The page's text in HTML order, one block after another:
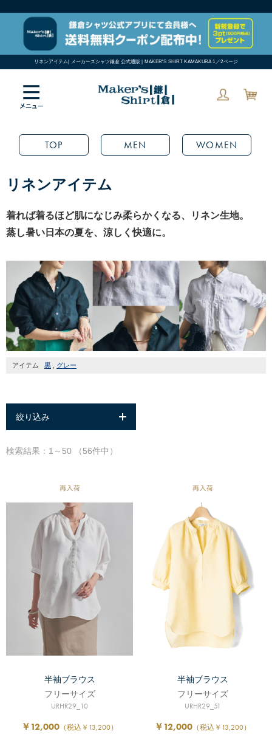
リネンアイテム| メーカーズシャツ鎌倉 公式通販 | MAKER'S SHIRT KAMAKURA 1／2ページ
TOP MEN WOMEN
リネンアイテム
着れば着るほど肌になじみ柔らかくなる、リネン生地。
蒸し暑い日本の夏を、涼しく快適に。
アイテム 黒 グレー
絞り込み
検索結果：1～50 （56件中）
半袖ブラウス
フリーサイズ
URHR29_10
￥12,000 （税込￥13,200）
半袖ブラウス
フリーサイズ
URHR29_51
￥12,000 （税込￥13,200）